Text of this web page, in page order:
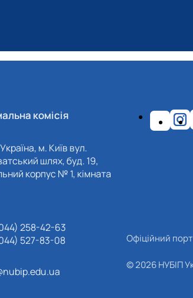
комісія
м. Київ вул.
шлях, буд. 19,
корпус № 1, кімната
258-42-63
527-83-08
Офіційний
© 2026 НУБІП